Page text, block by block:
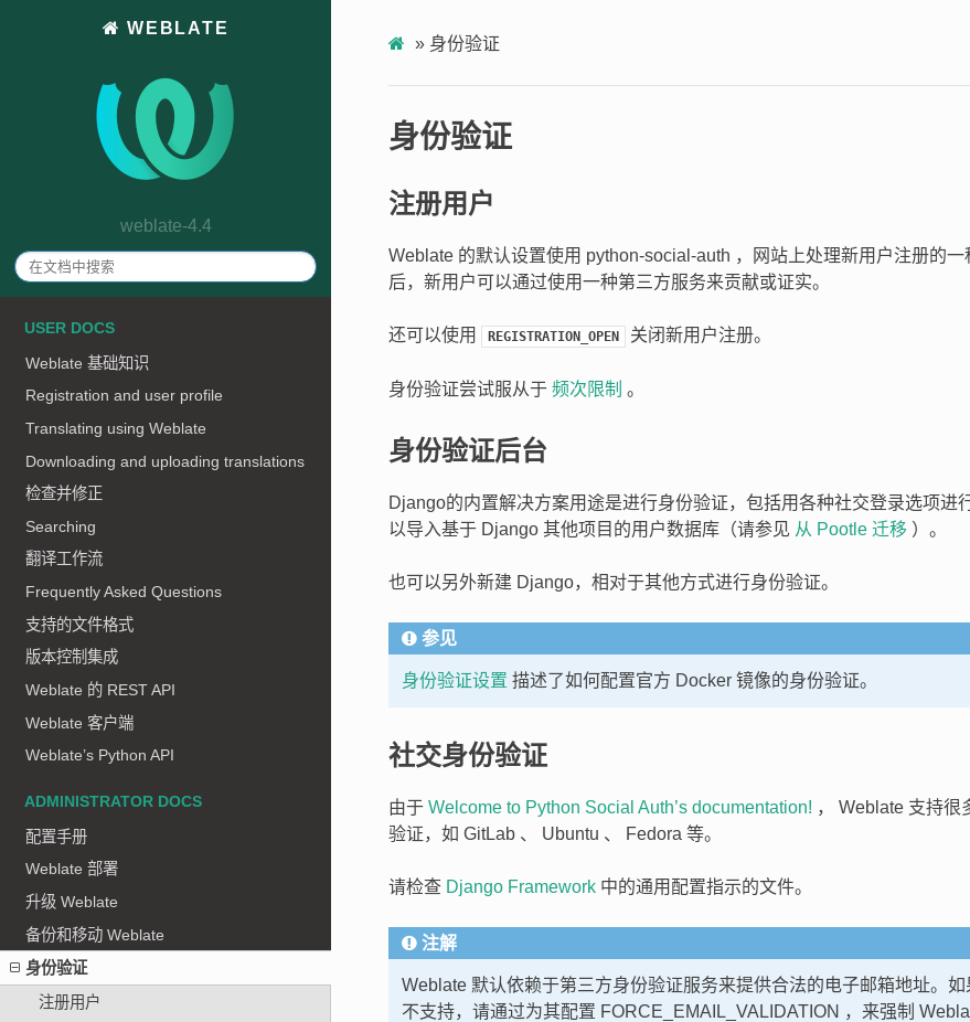
WEBLATE
weblate-4.4
USER DOCS
Weblate 基础知识
Registration and user profile
Translating using Weblate
Downloading and uploading translations
检查并修正
Searching
翻译工作流
Frequently Asked Questions
支持的文件格式
版本控制集成
Weblate 的 REST API
Weblate 客户端
Weblate’s Python API
ADMINISTRATOR DOCS
配置手册
Weblate 部署
升级 Weblate
备份和移动 Weblate
身份验证
注册用户
» 身份验证
身份验证
注册用户
Weblate 的默认设置使用 python-social-auth ，网站上处理新用户注册的
后，新用户可以通过使用一种第三方服务来贡献或证实。
还可以使用 REGISTRATION_OPEN 关闭新用户注册。
身份验证尝试服从于 频次限制 。
身份验证后台
Django的内置解决方案用途是进行身份验证，包括用各种社交登录选项进
以导入基于 Django 其他项目的用户数据库（请参见 从 Pootle 迁移）。
也可以另外新建 Django，相对于其他方式进行身份验证。
参见
身份验证设置 描述了如何配置官方 Docker 镜像的身份验证。
社交身份验证
由于 Welcome to Python Social Auth’s documentation! ， Weblate 支持很
验证，如 GitLab 、 Ubuntu 、 Fedora 等。
请检查 Django Framework中的通用配置指示的文件。
注解
Weblate 默认依赖于第三方身份验证服务来提供合法的电子邮箱地址。
不支持，请通过为其配置 FORCE_EMAIL_VALIDATION ，来强制